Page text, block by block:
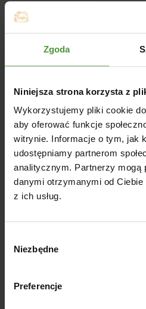
Zgoda
Niniejsza strona korzysta z
Wykorzystujemy pliki cookie
aby oferować funkcje
witrynie. Informacje o tym, jak
udostępniamy partnerom
analitycznym. Partnerzy mogą
danymi otrzymanymi od
z ich usług.
zgody
Niezbędne
Preferencje
Dla Ciebie